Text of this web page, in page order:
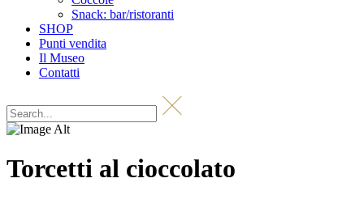
Snack: bar/ristoranti
SHOP
Punti vendita
Il Museo
Contatti
Torcetti al cioccolato